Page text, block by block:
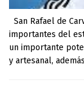
San Rafael de
importantes del
un importante
y artesanal,